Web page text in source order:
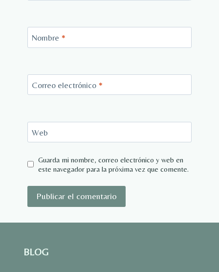
Nombre *
Correo electrónico *
Web
Guarda mi nombre, correo electrónico y web en
este navegador para la próxima vez que comente.
BLOG